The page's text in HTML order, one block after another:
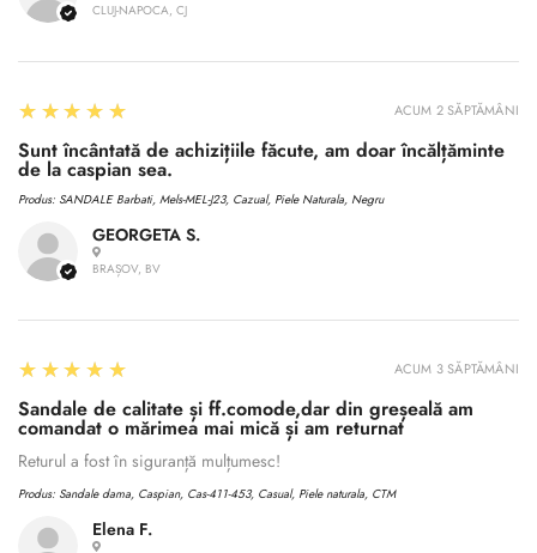
CLUJ-NAPOCA, CJ
GEORGETA S.
BRAȘOV, BV
5
★★★★★
Sunt încântată de achizițiile făcute, am doar încălțăminte
de la caspian sea.
Produs: SANDALE Barbati, Mels-MEL-J23, Cazual, Piele Naturala, Negru
ACUM 2 SĂPTĂMÂNI
Elena F.
5
★★★★★
Sandale de calitate și ff.comode,dar din greșeală am
comandat o mărimea mai mică și am returnat
Returul a fost în siguranță mulțumesc!
Produs: Sandale dama, Caspian, Cas-411-453, Casual, Piele naturala, CTM
ACUM 3 SĂPTĂMÂNI